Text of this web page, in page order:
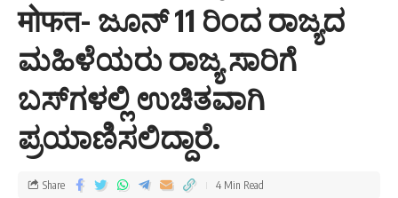
मोफत- ಜೂನ್ 11 ರಿಂದ ರಾಜ್ಯದ
ಮಹಿಳೆಯರು ರಾಜ್ಯ ಸಾರಿಗೆ
ಬಸ್‌ಗಳಲ್ಲಿ ಉಚಿತವಾಗಿ
ಪ್ರಯಾಣಿಸಲಿದ್ದಾರೆ.
Share 4 Min Read